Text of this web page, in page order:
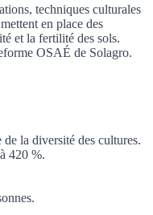
techniques culturales
en place des
et la fertilité des sols.
OSAÉ de Solagro.
la diversité des cultures.
420 %.